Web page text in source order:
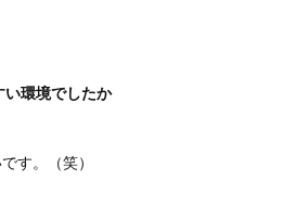
環境でしたか
す。（笑）